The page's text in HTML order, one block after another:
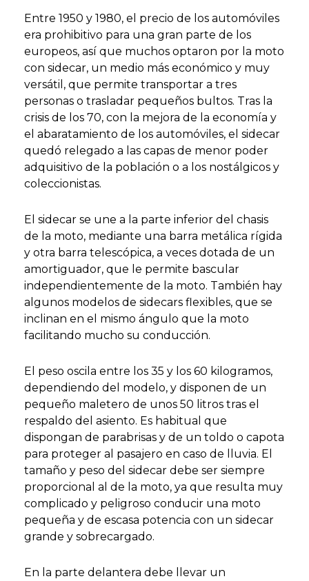
Entre 1950 y 1980, el precio de los automóviles
era prohibitivo para una gran parte de los
europeos, así que muchos optaron por la moto
con sidecar, un medio más económico y muy
versátil, que permite transportar a tres
personas o trasladar pequeños bultos. Tras la
crisis de los 70, con la mejora de la economía y
el abaratamiento de los automóviles, el sidecar
quedó relegado a las capas de menor poder
adquisitivo de la población o a los nostálgicos y
coleccionistas.
El sidecar se une a la parte inferior del chasis
de la moto, mediante una barra metálica rígida
y otra barra telescópica, a veces dotada de un
amortiguador, que le permite bascular
independientemente de la moto. También hay
algunos modelos de sidecars flexibles, que se
inclinan en el mismo ángulo que la moto
facilitando mucho su conducción.
El peso oscila entre los 35 y los 60 kilogramos,
dependiendo del modelo, y disponen de un
pequeño maletero de unos 50 litros tras el
respaldo del asiento. Es habitual que
dispongan de parabrisas y de un toldo o capota
para proteger al pasajero en caso de lluvia. El
tamaño y peso del sidecar debe ser siempre
proporcional al de la moto, ya que resulta muy
complicado y peligroso conducir una moto
pequeña y de escasa potencia con un sidecar
grande y sobrecargado.
En la parte delantera debe llevar un